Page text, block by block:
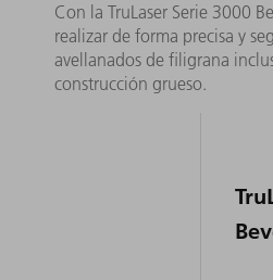
Con la TruLaser Serie 3000
realizar de forma precisa y
avellanados de filigrana
construcción grueso.